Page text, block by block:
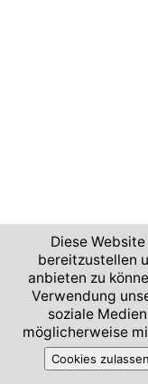
Diese
bereitzustellen
anbieten zu
Verwendung
soziale
möglicherweise
Cookies zulassen